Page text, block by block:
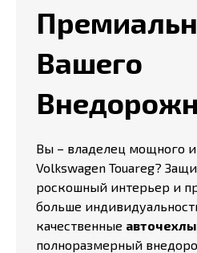
Вашего
Вы – владелец мощного
Volkswagen Touareg?
роскошный интерьер и
больше
качественные авточехлы
полноразмерный